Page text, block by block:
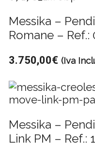
Messika –
Romane – Ref.:
3.750,00€ (Iva
Messika –
Link PM – Ref.: